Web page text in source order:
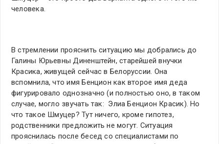
человека.
В стремлении прояснить ситуацию мы добрались до
Галины Юрьевны Диненштейн, старейшей внучки
Красика, живущей сейчас в Белоруссии. Она
вспомнила, что имя Бенцион как второе имя деда
фигурировало однозначно (и полностью оно, в таком
случае, могло звучать так: Элиа Бенцион Красик). Но
что такое Шмуцер? Тут ничего, кроме гипотез,
родственники предложить не могут. Ситуация
прояснилась после бесед со специалистами по